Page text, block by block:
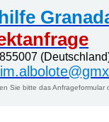
Sie bitte das